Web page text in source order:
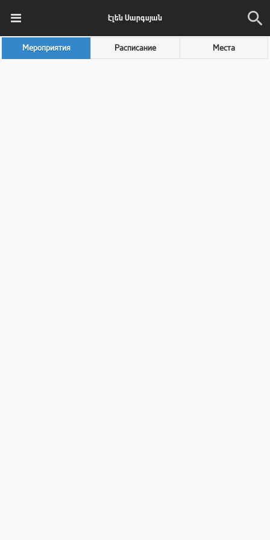
Էլեն Սարգսյան
Мероприятия Расписание Места